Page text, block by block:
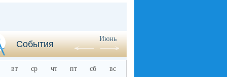
События
Июнь
вт ср чт пт сб вс